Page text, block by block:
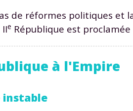
de réformes politiques et
e République est
à l'Empire
instable